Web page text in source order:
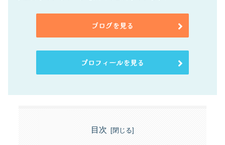
ブログを見る
プロフィールを見る
目次